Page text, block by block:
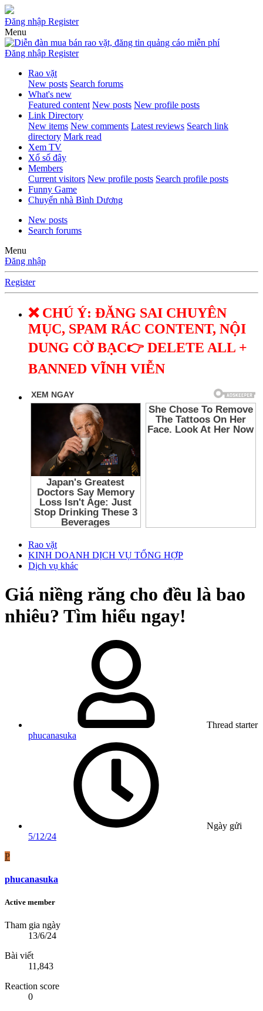
Đăng nhập Register
Menu
Đăng nhập Register
Rao vặt
New posts Search forums
What's new
Featured content New posts New profile posts
Link Directory
New items New comments Latest reviews Search link
directory Mark read
Xem TV
Xổ số đây
Members
Current visitors New profile posts Search profile posts
Funny Game
Chuyển nhà Bình Dương
New posts
Search forums
Menu
Đăng nhập
Register
❌ CHÚ Ý: ĐĂNG SAI CHUYÊN
MỤC, SPAM RÁC CONTENT, NỘI
DUNG CỜ BẠC👉 DELETE ALL +
BANNED VĨNH VIỄN
Rao vặt
KINH DOANH DỊCH VỤ TỔNG HỢP
Dịch vụ khác
Giá niềng răng cho đều là bao
nhiêu? Tìm hiểu ngay!
Thread starter
phucanasuka
Ngày gửi
5/12/24
P
phucanasuka
Active member
Tham gia ngày
13/6/24
Bài viết
11,843
Reaction score
0